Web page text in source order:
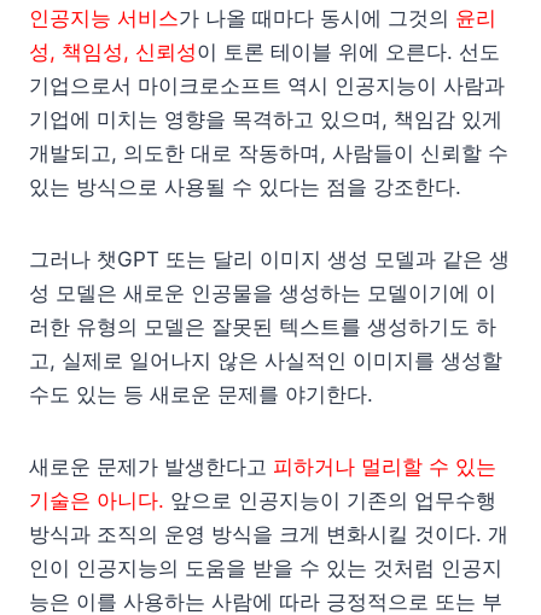
인공지능 서비스가 나올 때마다 동시에 그것의 윤리
성, 책임성, 신뢰성이 토론 테이블 위에 오른다. 선도
기업으로서 마이크로소프트 역시 인공지능이 사람과
기업에 미치는 영향을 목격하고 있으며, 책임감 있게
개발되고, 의도한 대로 작동하며, 사람들이 신뢰할 수
있는 방식으로 사용될 수 있다는 점을 강조한다.
그러나 챗GPT 또는 달리 이미지 생성 모델과 같은 생
성 모델은 새로운 인공물을 생성하는 모델이기에 이
러한 유형의 모델은 잘못된 텍스트를 생성하기도 하
고, 실제로 일어나지 않은 사실적인 이미지를 생성할
수도 있는 등 새로운 문제를 야기한다.
새로운 문제가 발생한다고 피하거나 멀리할 수 있는
기술은 아니다. 앞으로 인공지능이 기존의 업무수행
방식과 조직의 운영 방식을 크게 변화시킬 것이다. 개
인이 인공지능의 도움을 받을 수 있는 것처럼 인공지
능은 이를 사용하는 사람에 따라 긍정적으로 또는 부